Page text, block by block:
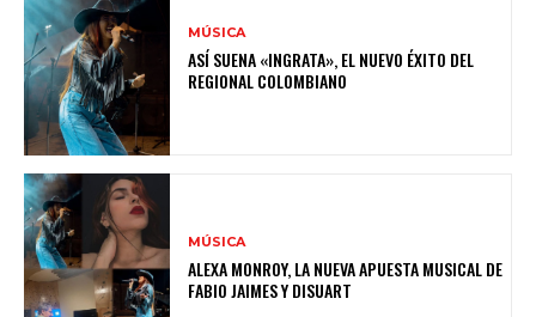
MÚSICA
ASÍ SUENA «INGRATA», EL NUEVO ÉXITO DEL
REGIONAL COLOMBIANO
MÚSICA
ALEXA MONROY, LA NUEVA APUESTA MUSICAL DE
FABIO JAIMES Y DISUART